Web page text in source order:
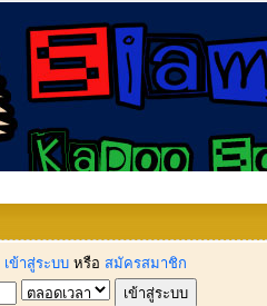
เข้าสู่ระบบ หรือ สมัครสมาชิก